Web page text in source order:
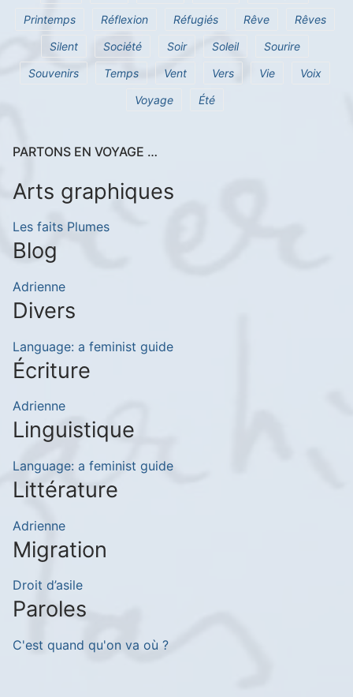
Printemps
Réflexion Réfugiés Rêve
Rêves
Silent
Société Soir Soleil
Sourire
Souvenirs
Temps Vent Vers Vie
Voix
Voyage
Été
PARTONS EN VOYAGE …
Arts graphiques
Les faits Plumes
Blog
Adrienne
Divers
Language: a feminist guide
Écriture
Adrienne
Linguistique
Language: a feminist guide
Littérature
Adrienne
Migration
Droit d’asile
Paroles
C'est quand qu'on va où ?